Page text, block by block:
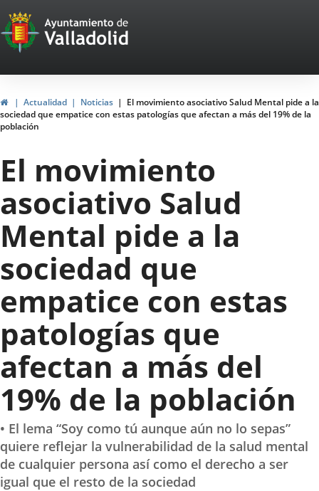
Portal
Web
del
Ayuntamiento
de
Valladolid
HomeActualidad Noticias
El movimiento asociativo Salud Mental pide a la
sociedad que empatice con estas patologías que afectan a más del 19% de la
población
El movimiento
asociativo Salud
Mental pide a la
sociedad que
empatice con estas
patologías que
afectan a más del
19% de la población
• El lema “Soy como tú aunque aún no lo sepas”
quiere reflejar la vulnerabilidad de la salud mental
de cualquier persona así como el derecho a ser
igual que el resto de la sociedad